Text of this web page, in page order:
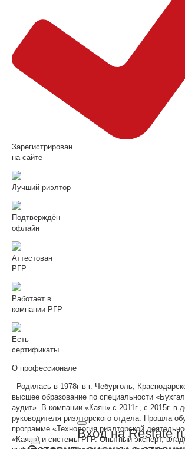
Вход на
Зарегистрирован
на сайте
Лучший риэлтор
Подтверждён
офлайн
Аттестован
РГР
Работает в
компании РГР
Есть
сертификаты
О профессионале
Родилась в 1978г в г. Чебурголь,
высшее образование по специальности
аудит». В компании «Каян» с 2011г., с 2015г. в
руководителя риэлторского отдела. Прошла
программе «Технология риэлторской
«Каян») и системы РГР. Опытный эксперт,